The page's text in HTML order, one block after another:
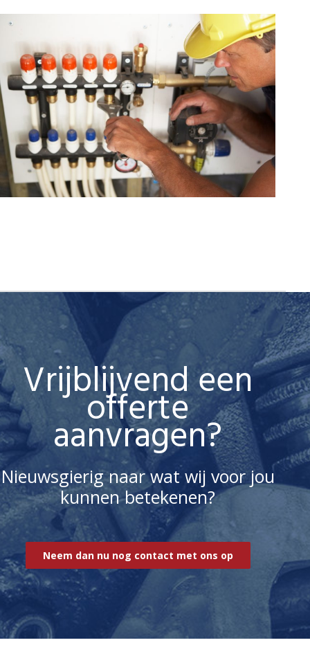
Vrijblijvend een
offerte
aanvragen?
Nieuwsgierig naar wat wij voor jou
kunnen betekenen?
Neem dan nu nog contact met ons op